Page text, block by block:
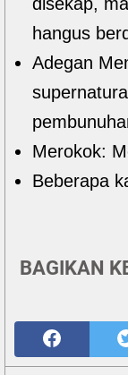
hangus
Adegan
Merokok:
Beberapa
BAGIKAN